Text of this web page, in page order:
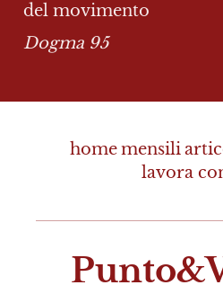
del movimento
Dogma 95
homemensili
lavora